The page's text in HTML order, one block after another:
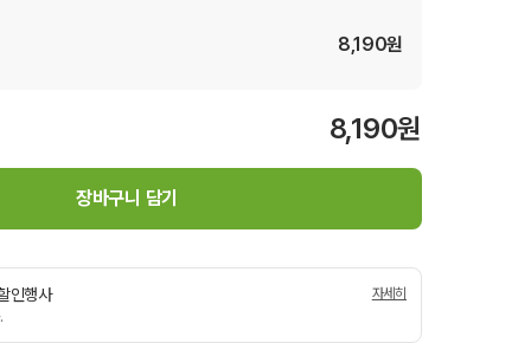
8,190원
8,190원
장바구니 담기
인행사 자세히